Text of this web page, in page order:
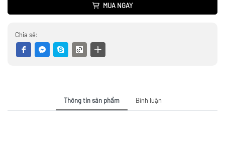
MUA NGAY
Chia sẻ:
Thông tin sản phẩm Bình luận